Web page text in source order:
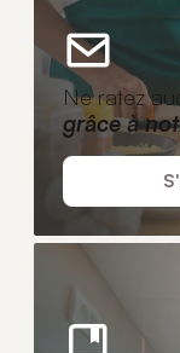
Ne ratez
grâce à